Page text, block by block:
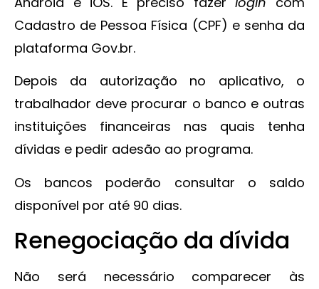
Cadastro de Pessoa Física (CPF) e senha da
plataforma Gov.br.
Depois da autorização no aplicativo, o
trabalhador deve procurar o banco e outras
instituições financeiras nas quais tenha
dívidas e pedir adesão ao programa.
Os bancos poderão consultar o saldo
disponível por até 90 dias.
Renegociação da dívida
Não será necessário comparecer às